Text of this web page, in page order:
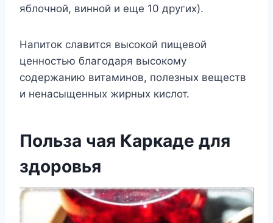
яблочной, винной и еще 10 других).
Напиток славится высокой пищевой
ценностью благодаря высокому
содержанию витаминов, полезных веществ
и ненасыщенных жирных кислот.
Польза чая Каркаде для
здоровья